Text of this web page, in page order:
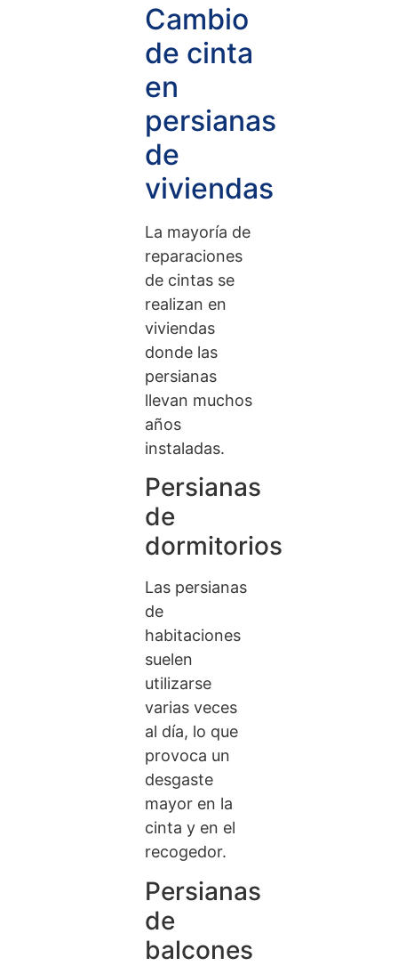
Cambio
de cinta
en
persianas
de
viviendas
La mayoría de
reparaciones
de cintas se
realizan en
viviendas
donde las
persianas
llevan muchos
años
instaladas.
Persianas
de
dormitorios
Las persianas
de
habitaciones
suelen
utilizarse
varias veces
al día, lo que
provoca un
desgaste
mayor en la
cinta y en el
recogedor.
Persianas
de
balcones